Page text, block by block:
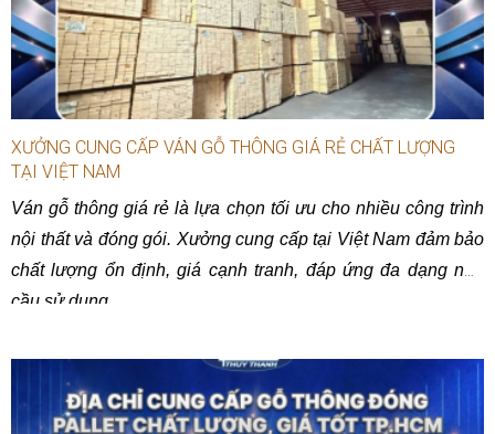
XƯỞNG CUNG CẤP VÁN GỖ THÔNG GIÁ RẺ CHẤT LƯỢNG
TẠI VIỆT NAM
Ván gỗ thông giá rẻ là lựa chọn tối ưu cho nhiều công trình
nội thất và đóng gói. Xưởng cung cấp tại Việt Nam đảm bảo
chất lượng ổn định, giá cạnh tranh, đáp ứng đa dạng nhu
cầu sử dụng.